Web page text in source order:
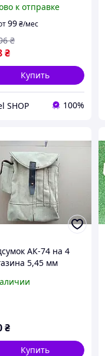
Elite Coyote,
под рожок
к отправке
99₴/мес
₴
₴
Купить
SHOP 100%
АК-74 на 4
5,45 мм
₴
Купить